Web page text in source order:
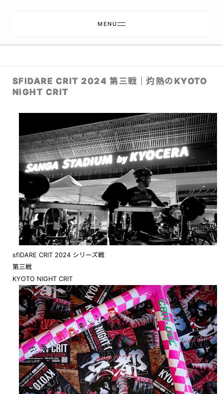
MENU
SFIDARE CRIT 2024 第三戦｜灼熱のKYOTO
NIGHT CRIT
sfiDARE CRIT 2024 シリーズ戦
第三戦
KYOTO NIGHT CRIT